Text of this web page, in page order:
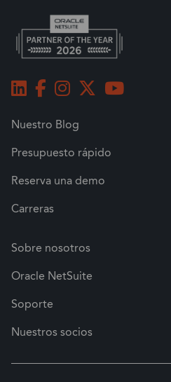
Nuestro Blog
Presupuesto rápido
Reserva una demo
Carreras
Sobre nosotros
Oracle NetSuite
Soporte
Nuestros socios